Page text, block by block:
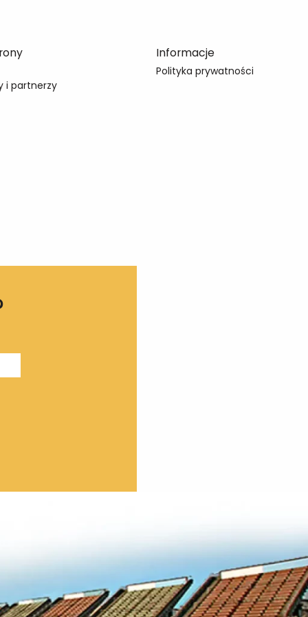
i partnerzy
Informacje
Polityka prywatności